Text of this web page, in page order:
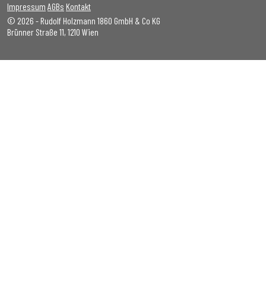
Impressum AGBs Kontakt
© 2026 - Rudolf Holzmann 1860 GmbH & Co KG
Brünner Straße 11, 1210 Wien